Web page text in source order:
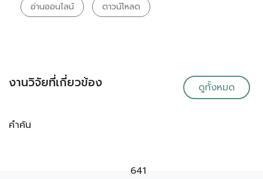
อ่านออนไลน์ ดาวน์โหลด
งานวิจัยที่เกี่ยวข้อง ดูทั้งหมด
คำค้น
641